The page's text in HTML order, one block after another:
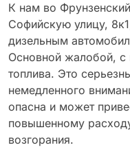
К нам во
Софийскую улицу,
дизельным
Основной жалобой, с
топлива. Это
немедленного
опасна и может
повышенному
возгорания.